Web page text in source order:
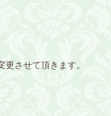
させて頂きます。